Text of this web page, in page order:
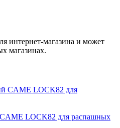
интернет-магазина и может
магазинах.
СAME LOCK82 для распашных